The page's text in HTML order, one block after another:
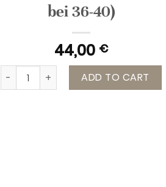
bei 36-40)
44,00 €
[41980] Sweatshirt grau SMILEY Gr.
ADD TO CART